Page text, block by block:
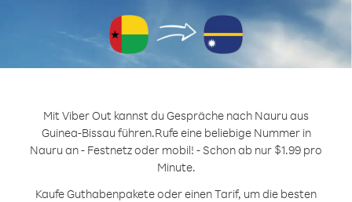
Mit Viber Out kannst du Gespräche nach Nauru aus
Guinea-Bissau führen.Rufe eine beliebige Nummer in
Nauru an - Festnetz oder mobil! - Schon ab nur $1.99 pro
Minute.
Kaufe Guthabenpakete oder einen Tarif, um die besten